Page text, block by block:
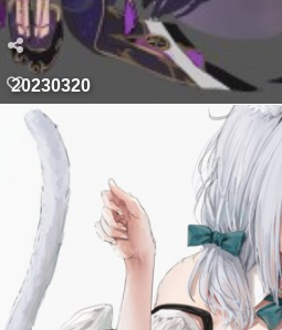
20230320